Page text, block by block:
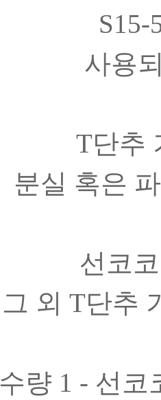
S15-
사용
T단추
분실 혹은
선코
그 외 T단추
수량 1 - 선코